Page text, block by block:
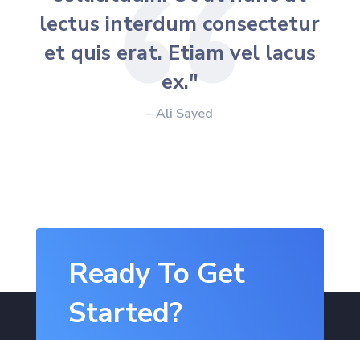
lectus interdum consectetur
et quis erat. Etiam vel lacus
ex."
– Ali Sayed
Ready To Get
Started?